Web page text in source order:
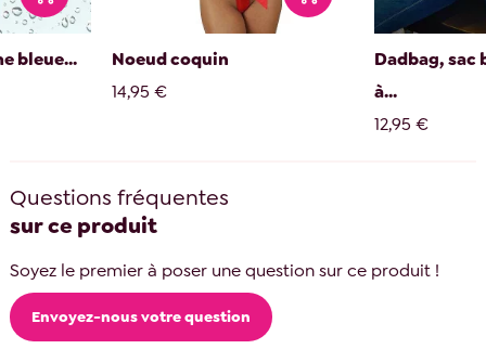
bleue...
Noeud coquin
14,95 €
Dadbag, sac
à...
12,95 €
Questions fréquentes
sur ce produit
Soyez le premier à poser une question sur ce produit !
Envoyez-nous votre question